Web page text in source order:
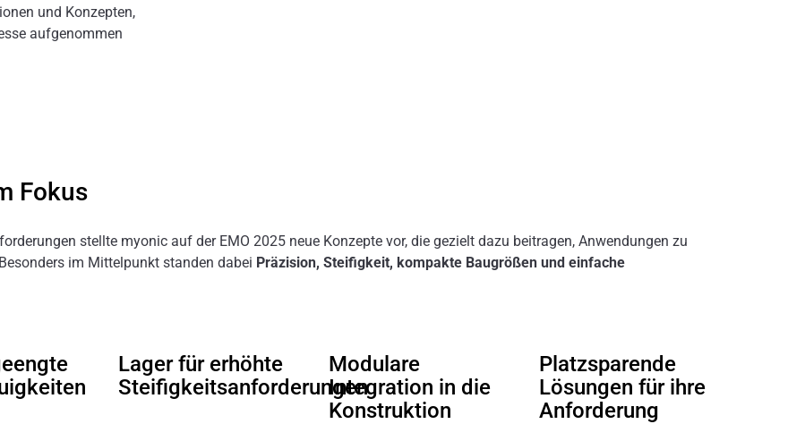
und Konzepten,
aufgenommen
Fokus
stellte myonic auf der EMO 2025 neue Konzepte vor, die gezielt dazu beitragen, Anwendungen zu
im Mittelpunkt standen dabei Präzision, Steifigkeit, kompakte Baugrößen und einfache
Lager für erhöhte
Steifigkeitsanforderungen
Modulare
Integration in die
Konstruktion
Platzsparende
Lösungen für ihre
Anforderung